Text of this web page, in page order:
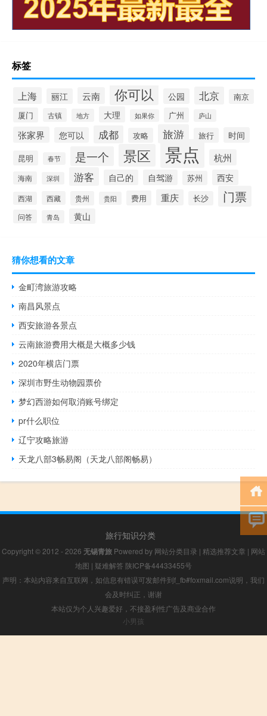
标签
上海 丽江 云南 你可以 公园 北京
南京
厦门
古镇 地方 大理 如果你 广州 庐山
张家界 您可以 成都 攻略 旅游 旅行 时间
昆明 春节 是一个 景区 景点 杭州
海南 深圳 游客 自己的 自驾游 苏州 西安
西湖 西藏 贵州 贵阳 费用 重庆 长沙 门票
问答 青岛 黄山
猜你想看的文章
金町湾旅游攻略
南昌风景点
西安旅游各景点
云南旅游费用大概是大概多少钱
2020年横店门票
深圳市野生动物园票价
梦幻西游如何取消账号绑定
pr什么职位
辽宁攻略旅游
天龙八部3畅易阁（天龙八部阁畅易）
旅行知识分类
Copyright © 2012 - 2026 无锡青旅 Powered by 网站分类目录 | 精选推荐文章 | 网站
地图 | 疑难解答 陕ICP备44433455号
声明：本站内容来自互联网，如信息有错误可发邮件到f_fb#foxmail.com说明，我们
会及时纠正，谢谢
本站仅为个人兴趣爱好，不接盈利性广告及商业合作
小男孩